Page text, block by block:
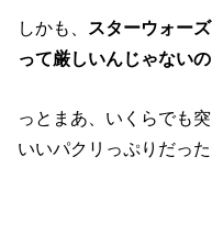
しかも、 スターウォー
って厳しいんじゃないの
っとまあ、いくらでも
いいパクリっぷりだっ